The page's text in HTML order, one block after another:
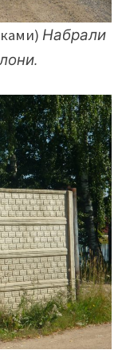
Набрали